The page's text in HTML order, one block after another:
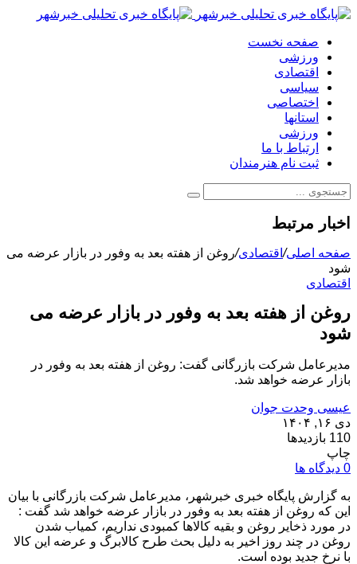
صفحه نخست
ورزشی
اقتصادی
سیاسی
اختصاصی
استانها
ورزشی
ارتباط با ما
ثبت نام هنرمندان
اخبار مرتبط
صفحه اصلی/اقتصادی/روغن از هفته بعد به وفور در بازار عرضه می
شود
اقتصادی
روغن از هفته بعد به وفور در بازار عرضه می
شود
مدیرعامل شرکت بازرگانی گفت: روغن از هفته بعد به وفور در
بازار عرضه خواهد شد.
عیسی وحدت جوان
دی ۱۶, ۱۴۰۴
110 بازدیدها
چاپ
0 دیدگاه ها
به گزارش پایگاه خبری خبرشهر، مدیرعامل شرکت بازرگانی با بیان
این که روغن از هفته بعد به وفور در بازار عرضه خواهد شد گفت :
در مورد ذخایر روغن و بقیه کالاها کمبودی نداریم، کمیاب شدن
روغن در چند روز اخیر به دلیل بحث طرح کالابرگ و عرضه این کالا
با نرخ جدید بوده است.